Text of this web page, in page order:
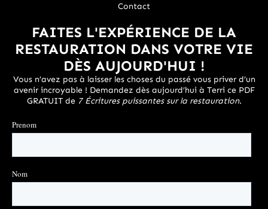
Contact
FAITES L'EXPÉRIENCE DE LA
RESTAURATION DANS VOTRE VIE
DÈS AUJOURD'HUI !
Vous n’avez pas à laisser les choses du passé vous priver d’un
avenir incroyable ! Demandez dès aujourd’hui à Terri ce PDF
GRATUIT de 7 Écritures puissantes sur la restauration.